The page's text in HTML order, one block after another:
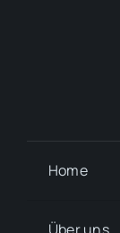
Home